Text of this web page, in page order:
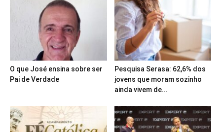
O que José ensina sobre ser
Pai de Verdade
Pesquisa Serasa: 62,6% dos
jovens que moram sozinho
ainda vivem de...